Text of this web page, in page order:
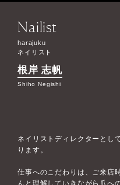
Nailist
harajuku
ネイリスト
根岸 志帆
Shiho Negishi
ネイリストディレクターとし
ります。
仕事へのこだわりは、ご来店
んと理解していきながら爪へ